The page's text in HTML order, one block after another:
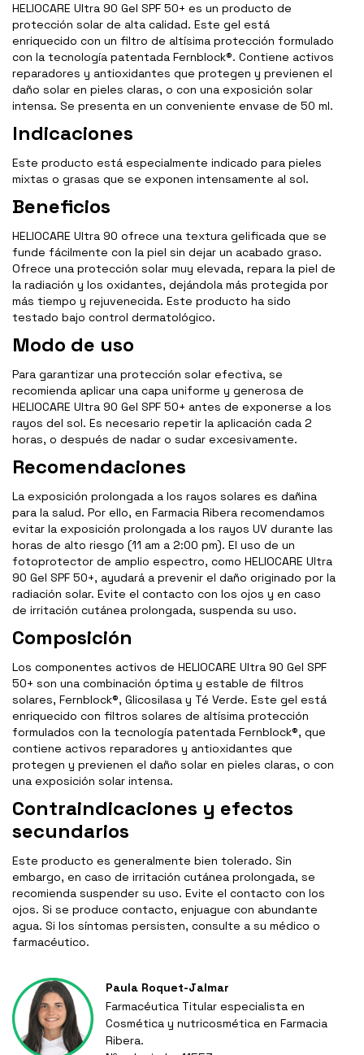
HELIOCARE Ultra 90 Gel SPF 50+ es un producto de
protección solar de alta calidad. Este gel está
enriquecido con un filtro de altísima protección formulado
con la tecnología patentada Fernblock®. Contiene activos
reparadores y antioxidantes que protegen y previenen el
daño solar en pieles claras, o con una exposición solar
intensa. Se presenta en un conveniente envase de 50 ml.
Indicaciones
Este producto está especialmente indicado para pieles
mixtas o grasas que se exponen intensamente al sol.
Beneficios
HELIOCARE Ultra 90 ofrece una textura gelificada que se
funde fácilmente con la piel sin dejar un acabado graso.
Ofrece una protección solar muy elevada, repara la piel de
la radiación y los oxidantes, dejándola más protegida por
más tiempo y rejuvenecida. Este producto ha sido
testado bajo control dermatológico.
Modo de uso
Para garantizar una protección solar efectiva, se
recomienda aplicar una capa uniforme y generosa de
HELIOCARE Ultra 90 Gel SPF 50+ antes de exponerse a los
rayos del sol. Es necesario repetir la aplicación cada 2
horas, o después de nadar o sudar excesivamente.
Recomendaciones
La exposición prolongada a los rayos solares es dañina
para la salud. Por ello, en Farmacia Ribera recomendamos
evitar la exposición prolongada a los rayos UV durante las
horas de alto riesgo (11 am a 2:00 pm). El uso de un
fotoprotector de amplio espectro, como HELIOCARE Ultra
90 Gel SPF 50+, ayudará a prevenir el daño originado por la
radiación solar. Evite el contacto con los ojos y en caso
de irritación cutánea prolongada, suspenda su uso.
Composición
Los componentes activos de HELIOCARE Ultra 90 Gel SPF
50+ son una combinación óptima y estable de filtros
solares, Fernblock®, Glicosilasa y Té Verde. Este gel está
enriquecido con filtros solares de altísima protección
formulados con la tecnología patentada Fernblock®, que
contiene activos reparadores y antioxidantes que
protegen y previenen el daño solar en pieles claras, o con
una exposición solar intensa.
Contraindicaciones y efectos
secundarios
Este producto es generalmente bien tolerado. Sin
embargo, en caso de irritación cutánea prolongada, se
recomienda suspender su uso. Evite el contacto con los
ojos. Si se produce contacto, enjuague con abundante
agua. Si los síntomas persisten, consulte a su médico o
farmacéutico.
Paula Roquet-Jalmar
Farmacéutica Titular especialista en
Cosmética y nutricosmética en Farmacia
Ribera.